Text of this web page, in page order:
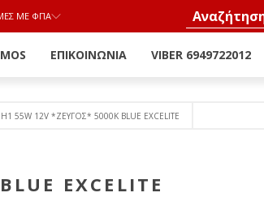
ΜΕ ΦΠΑ
ΕΠΙΚΟΙΝΩΝΊΑ VIBER 6949722012
H1 55W 12V *ZEYΓOΣ* 5000Κ BLUE EXCELITE
EXCELITE